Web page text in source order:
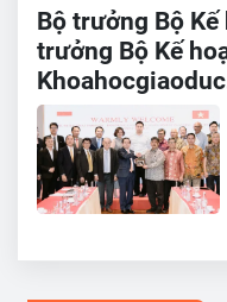
Bộ trưởng Bộ
trưởng Bộ Kế